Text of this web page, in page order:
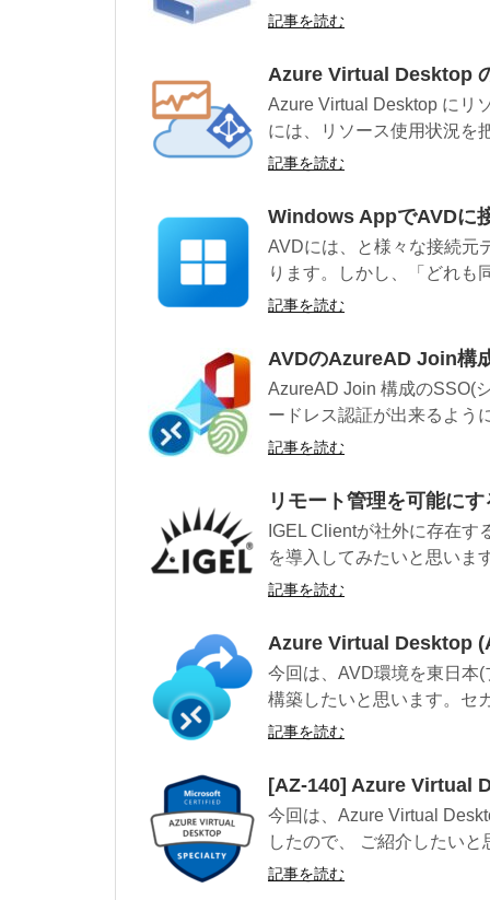
記事を読む
Azure Virtual Desktop
Azure Virtual Desktop にリ
には、リソース使用状況を
記事を読む
Windows AppでAVDに
AVDには、と様々な接続元
ります。しかし、「どれも
記事を読む
AVDのAzureAD Join構
AzureAD Join 構成のSSO(
ードレス認証が出来るよう
記事を読む
リモート管理を可能に
IGEL Clientが社外に存在す
を導入してみたいと思いま
記事を読む
Azure Virtual Desktop
今回は、AVD環境を東日本
構築したいと思います。セ
記事を読む
[AZ-140] Azure Virtual
今回は、Azure Virtual
したので、 ご紹介したいと
記事を読む